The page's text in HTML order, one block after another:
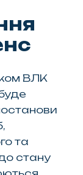
ВЛК
та
стану